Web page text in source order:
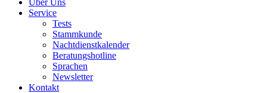
Über Uns
Service
Tests
Stammkunde
Nachtdienstkalender
Beratungshotline
Sprachen
Newsletter
Kontakt